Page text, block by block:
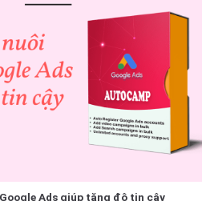
Ads giúp tăng độ tin cậy